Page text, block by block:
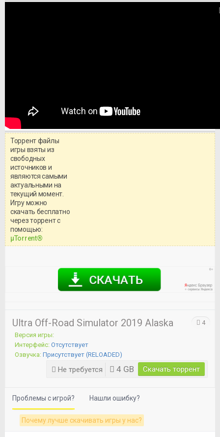
системными требованиями и
Торрент файлы
игры взяты из
свободных
источников и
являются самыми
актуальными на
текущий момент.
Игру можно
скачать бесплатно
через торрент с
помощью:
μTorrent®
Ultra Off-Road Simulator 2019 Alaska
Версия игры:
Интерфейс: Отсутствует
Озвучка: Присутствует (RELOADED)
Не требуется 4 GB Скачать торрент
4
Проблемы с игрой? Нашли ошибку?
Почему лучше скачивать игры у нас?